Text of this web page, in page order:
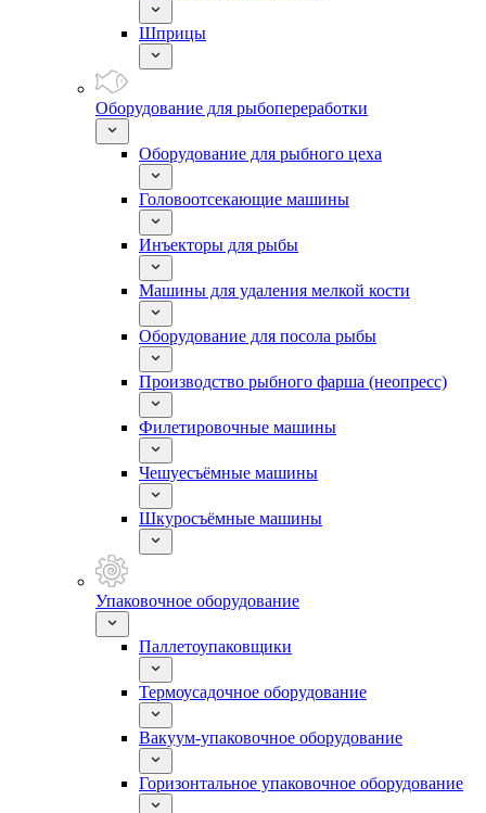
Шприцы
Оборудование для рыбопереработки
Оборудование для рыбного цеха
Головоотсекающие машины
Инъекторы для рыбы
Машины для удаления мелкой кости
Оборудование для посола рыбы
Производство рыбного фарша (неопресс)
Филетировочные машины
Чешуесъёмные машины
Шкуросъёмные машины
Упаковочное оборудование
Паллетоупаковщики
Термоусадочное оборудование
Вакуум-упаковочное оборудование
Горизонтальное упаковочное оборудование